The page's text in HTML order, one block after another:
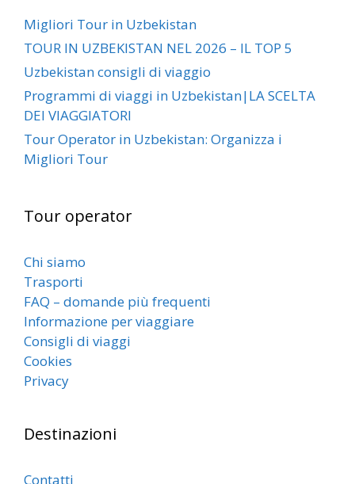
Migliori Tour in Uzbekistan
TOUR IN UZBEKISTAN NEL 2026 – IL TOP 5
Uzbekistan consigli di viaggio
Programmi di viaggi in Uzbekistan|LA SCELTA
DEI VIAGGIATORI
Tour Operator in Uzbekistan: Organizza i
Migliori Tour
Tour operator
Chi siamo
Trasporti
FAQ – domande più frequenti
Informazione per viaggiare
Consigli di viaggi
Cookies
Privacy
Destinazioni
Contatti